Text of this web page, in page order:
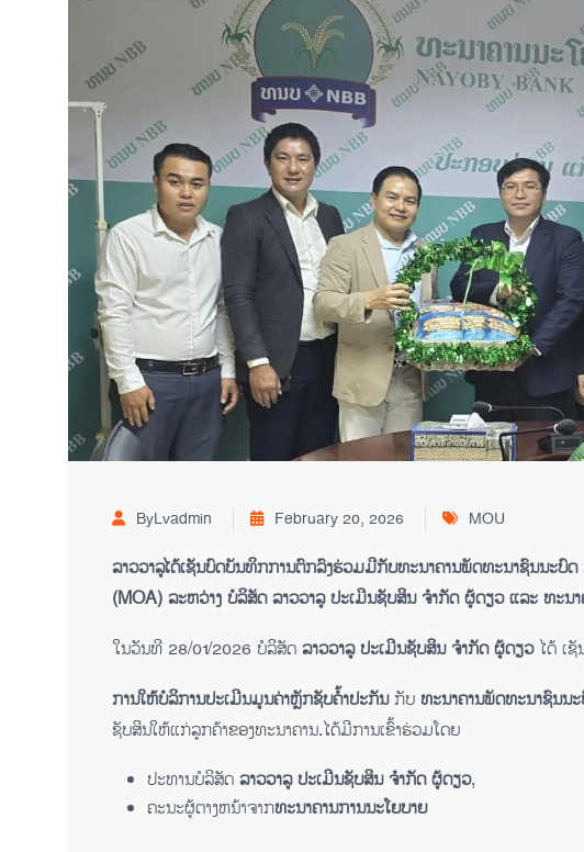
ByLvadmin February 20, 2026 MOU
ລາວ​ວາ​ລູ​ໄດ້​ເຊັນບົດບັນທຶກການຕົກລົງຮ່ວມມືກັບ​ທະ​ນາ​ຄານ​ພັດ​ທະ​ນາ​ຊົນ​ນະ​ບົ
(MOA) ລະຫວ່າງ ບໍລິສັດ ລາວວາລູ ປະເມີນຊັບສິນ ຈຳກັດ ຜູ້ດຽວ ແລະ ທະນ
ໃນວັນທີ 28/01/2026 ບໍລິສັດ ລາວວາລູ ປະເມີນຊັບສິນ ຈຳກັດ ຜູ້ດຽວໄດ້ ເ
ການໃຫ້ບໍລິການປະເມີນມູນຄ່າຫຼັກຊັບຄໍ້າປະກັນກັບ ທະ​ນາ​ຄານ​ພັດ​ທະ​ນາ​ຊົນ​ນ
ຊັບສິນໃຫ້ແກ່ລູກຄ້າຂອງທະນາຄານ.ໄດ້​ມີ​ການ​ເຂົ້າ​ຮ່ວມ​ໂດຍ
ປະທານບໍລິສັດ ລາວວາລູ ປະເມີນຊັບສິນ ຈຳກັດ ຜູ້ດຽວ,
ຄະນະຜູ້ຕາງ​ຫນ້າຈາກທະນາຄານການນະ​ໂຍ​ບາຍ